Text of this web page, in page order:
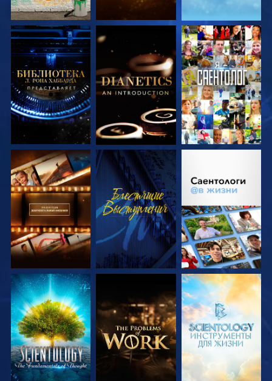
СМОТРЕТЬ
ПЕРЕДАЧИ
СМОТРЕТЬ
ПЕРЕДАЧИ
СМОТРЕТЬ
СМОТРЕТЬ
ПЕРЕДАЧИ
СМОТРЕТЬ
СМОТРЕТЬ
СМОТРЕТЬ
ПЕРЕДАЧИ
СМОТРЕТЬ
ПЕРЕДАЧИ
СМОТРЕТЬ
ПЕРЕДАЧИ